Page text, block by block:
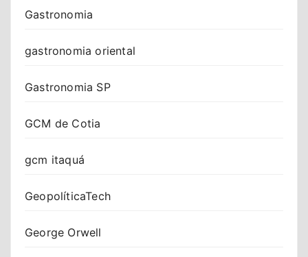
Gastronomia
gastronomia oriental
Gastronomia SP
GCM de Cotia
gcm itaquá
GeopolíticaTech
George Orwell